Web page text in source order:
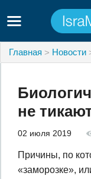
Главная Новости
не
02 июля 2019
Причины, по
«заморозке»,